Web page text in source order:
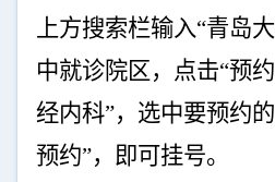
上方搜索栏输入“青岛
中就诊院区，点击“预
经内科”，选中要预约
预约”，即可挂号。